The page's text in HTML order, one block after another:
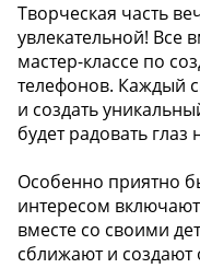
Творческая часть
увлекательной! Все
мастер-классе по
телефонов. Каждый
и создать
будет радовать
Особенно приятно
интересом
вместе со своими
сближают и